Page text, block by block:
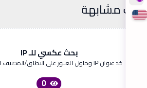
مشابهة
بحث عكسي للـ IP
خذ عنوان IP وحاول العثور على النطاق/المضيف المرتبط به.
0